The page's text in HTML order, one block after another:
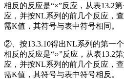
相反的反应是“×”反应，从表13.2
应，并按NL系列的前几个反应，
需K值，其符号与表中符号相同。
②、按13.3.10得出NL系列的第一
相反的反应是“○”反应，从表13.2
应，并按NL系列的前几个反应，
需K值，其符号与表中符号相反。